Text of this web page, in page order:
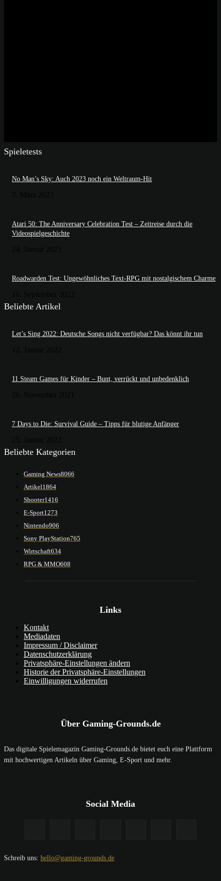
Spieletests
No Man’s Sky: Auch 2023 noch ein Weltraum-Hit
Atari 50: The Anniversary Celebration Test – Zeitreise durch die
Videospielgeschichte
Roadwarden Test: Ungewöhnliches Text-RPG mit nostalgischem Charme
Beliebte Artikel
Let’s Sing 2022: Deutsche Songs nicht verfügbar? Das könnt ihr tun
11 Steam Games für Kinder – Bunt, verrückt und unbedenklich
7 Days to Die: Survival Guide – Tipps für blutige Anfänger
Beliebte Kategorien
Gaming News8066
Artikel1864
Shooter1416
E-Sport1273
Nintendo906
Sony PlayStation765
Wirtschaft634
RPG & MMO608
Links
Kontakt
Mediadaten
Impressum / Disclaimer
Datenschutzerklärung
Privatsphäre-Einstellungen ändern
Historie der Privatsphäre-Einstellungen
Einwilligungen widerrufen
Über Gaming-Grounds.de
Das digitale Spielemagazin Gaming-Grounds.de bietet euch eine Plattform
mit hochwertigen Artikeln über Gaming, E-Sport und mehr.
Social Media
Schreib uns: hello@gaming-grounds.de